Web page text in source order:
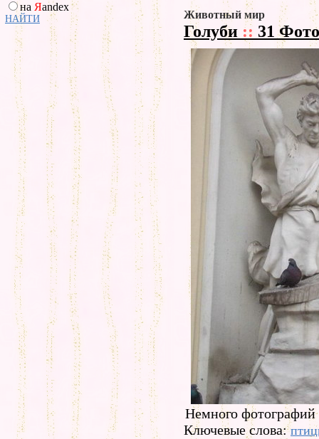
на Яandex
НАЙТИ Животный мир
Голуби :: 31 Фото
Немного фотографий
Ключевые слова: